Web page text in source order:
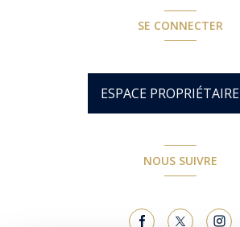
SE CONNECTER
ESPACE PROPRIÉTAIRE
NOUS SUIVRE